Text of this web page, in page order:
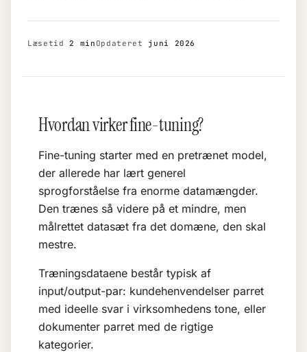
Læsetid2 min Opdateret juni 2026
Hvordan virker fine-tuning?
Fine-tuning starter med en pretrænet model,
der allerede har lært generel
sprogforståelse fra enorme datamængder.
Den trænes så videre på et mindre, men
målrettet datasæt fra det domæne, den skal
mestre.
Træningsdataene består typisk af
input/output-par: kundehenvendelser parret
med ideelle svar i virksomhedens tone, eller
dokumenter parret med de rigtige
kategorier.